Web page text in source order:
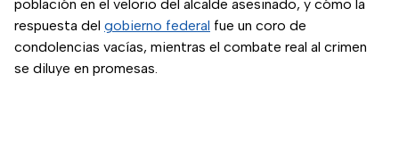
población en el velorio del alcalde asesinado, y cómo la
respuesta del gobierno federal fue un coro de
condolencias vacías, mientras el combate real al crimen
se diluye en promesas.